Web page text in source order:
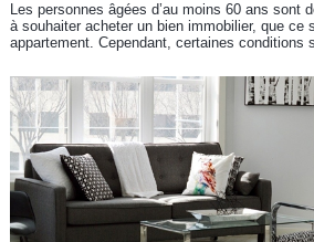
Les personnes âgées d’au moins 60 ans sont
à souhaiter acheter un bien immobilier, que ce
appartement. Cependant, certaines conditions